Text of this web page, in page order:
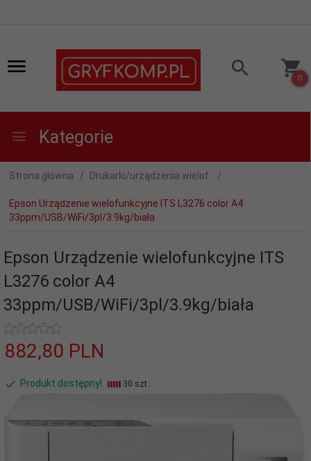
0
Kategorie
Strona główna Drukarki/urządzenia wielof.
Epson Urządzenie wielofunkcyjne ITS L3276 color A4
33ppm/USB/WiFi/3pl/3.9kg/biała
Epson Urządzenie wielofunkcyjne ITS
L3276 color A4
33ppm/USB/WiFi/3pl/3.9kg/biała
882,80 PLN
Produkt dostępny! 30 szt.